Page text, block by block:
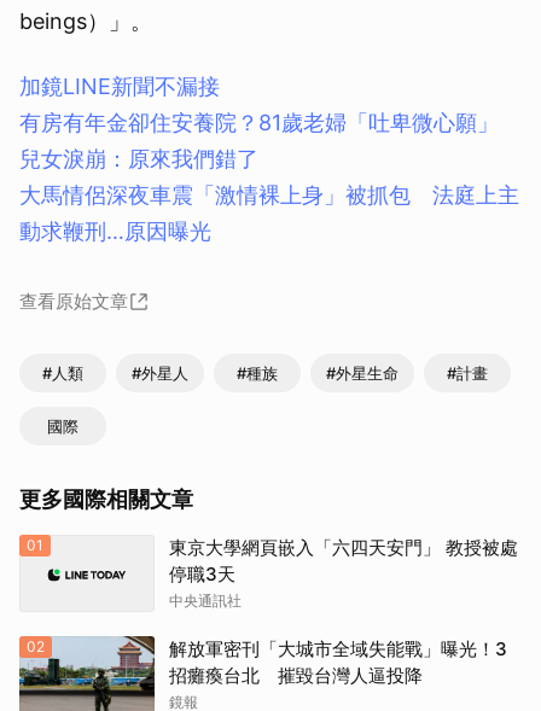
beings）」。
加鏡LINE新聞不漏接
有房有年金卻住安養院？81歲老婦「吐卑微心願」
兒女淚崩：原來我們錯了
大馬情侶深夜車震「激情裸上身」被抓包 法庭上主
動求鞭刑…原因曝光
查看原始文章
#人類 #外星人 #種族 #外星生命 #計畫
國際
更多國際相關文章
01
東京大學網頁嵌入「六四天安門」 教授被處
停職3天
中央通訊社
02
解放軍密刊「大城市全域失能戰」曝光！3
招癱瘓台北 摧毀台灣人逼投降
鏡報